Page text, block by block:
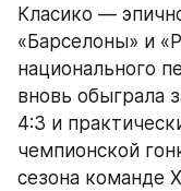
Класико —
«Барселоны» и
национального
вновь обыграла
4:3 и
чемпионской
сезона команде